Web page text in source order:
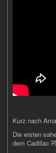
Kurz nach
Die ersten
dem Cadillac